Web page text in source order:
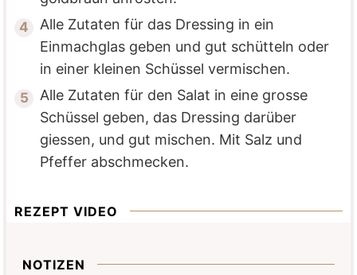
Alle Zutaten für das Dressing in ein
Einmachglas geben und gut schütteln oder
in einer kleinen Schüssel vermischen.
Alle Zutaten für den Salat in eine grosse
Schüssel geben, das Dressing darüber
giessen, und gut mischen. Mit Salz und
Pfeffer abschmecken.
REZEPT VIDEO
NOTIZEN